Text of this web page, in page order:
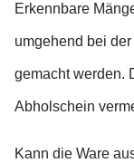
Erkennbare
umgehend bei
gemacht werden.
Abholschein
Kann die Ware